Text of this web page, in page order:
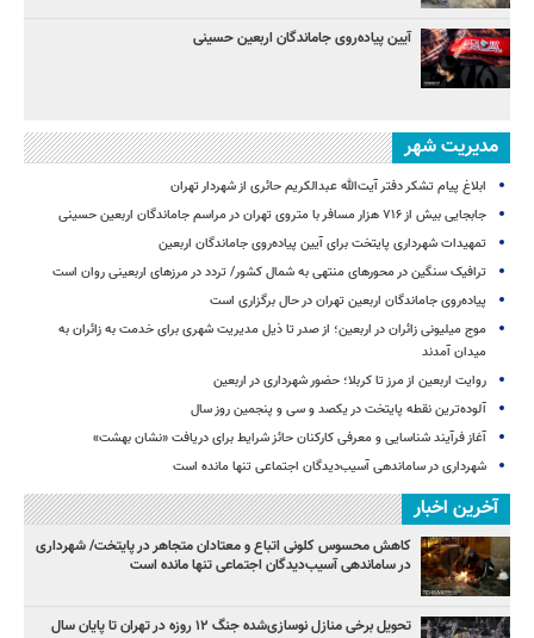
آیین پیاده‌روی جاماندگان اربعین حسینی
مدیریت شهر
ابلاغ پیام تشکر دفتر آیت‌الله عبدالکریم حائری از شهردار تهران
جابجایی بیش از ۷۱۶ هزار مسافر با متروی تهران در مراسم جاماندگان اربعین حسینی
تمهیدات شهرداری پایتخت برای آیین پیاده‌روی جاماندگان اربعین
ترافیک سنگین در محورهای منتهی به شمال کشور/ تردد در مرزهای اربعینی روان است
پیاده‌روی جاماندگان اربعین تهران در حال برگزاری است
موج میلیونی زائران در اربعین؛ از صدر تا ذیل مدیریت شهری برای خدمت به زائران به
میدان آمدند
روایت اربعین از مرز تا کربلا؛ حضور شهرداری در اربعین
آلوده‌ترین نقطه پایتخت در یکصد و سی‌ و پنجمین روز سال
آغاز فرآیند شناسایی و معرفی کارکنان حائز شرایط برای دریافت «نشان بهشت»
شهرداری در ساماندهی آسیب‌دیدگان اجتماعی تنها مانده است
آخرین اخبار
کاهش محسوس کلونی اتباع و معتادان متجاهر در پایتخت/ شهرداری
در ساماندهی آسیب‌دیدگان اجتماعی تنها مانده است
تحویل برخی منازل نوسازی‌شده جنگ ۱۲ روزه در تهران تا پایان سال